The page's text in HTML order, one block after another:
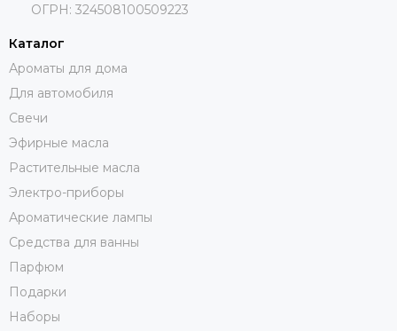
ОГРН: 324508100509223
Каталог
Ароматы для дома
Для автомобиля
Свечи
Эфирные масла
Растительные масла
Электро-приборы
Ароматические лампы
Средства для ванны
Парфюм
Подарки
Наборы